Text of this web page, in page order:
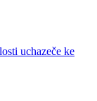
uchazeče ke